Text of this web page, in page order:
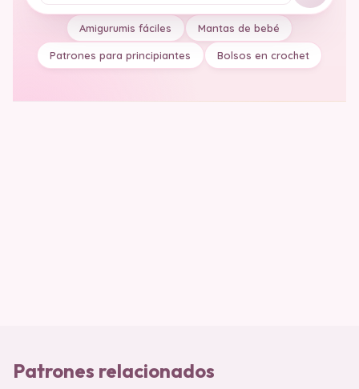
Amigurumis fáciles Mantas de bebé
Patrones para principiantes Bolsos en crochet
Patrones relacionados